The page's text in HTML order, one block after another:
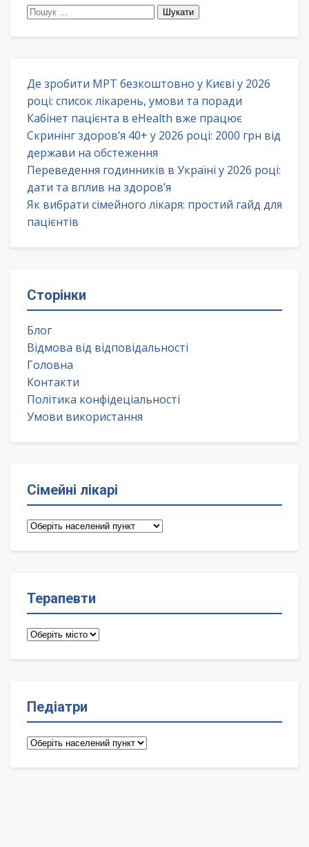
Пошук:
Де зробити МРТ безкоштовно у Києві у 2026
році: список лікарень, умови та поради
Кабінет пацієнта в eHealth вже працює
Скринінг здоров’я 40+ у 2026 році: 2000 грн від
держави на обстеження
Переведення годинників в Україні у 2026 році:
дати та вплив на здоров’я
Як вибрати сімейного лікаря: простий гайд для
пацієнтів
Сторінки
Блог
Відмова від відповідальності
Головна
Контакти
Політика конфідеціальності
Умови використання
Сімейні лікарі
Сімейні
Терапевти
Терапевти
Педіатри
Педіатри